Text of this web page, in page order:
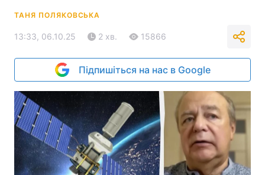
ТАНЯ ПОЛЯКОВСЬКА
13:33, 06.10.25 2 хв. 15866
Підпишіться на нас в Google